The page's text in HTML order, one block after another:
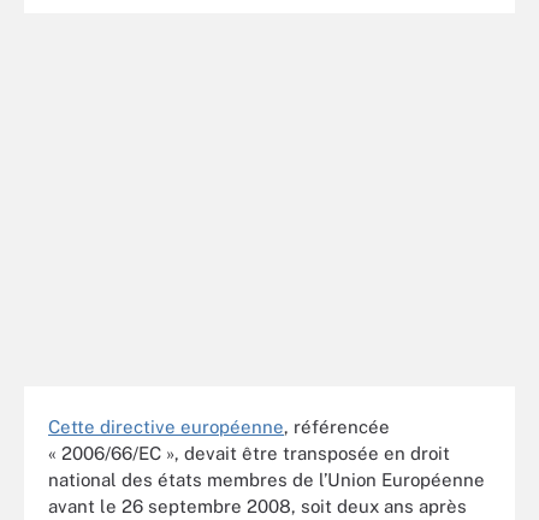
Cette directive européenne, référencée
« 2006/66/EC », devait être transposée en droit
national des états membres de l’Union Européenne
avant le 26 septembre 2008, soit deux ans après